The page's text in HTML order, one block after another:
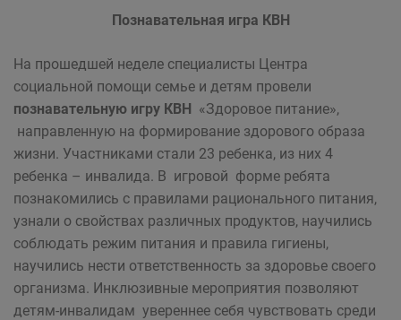
Познавательная игра КВН
На прошедшей неделе специалисты Центра
социальной помощи семье и детям провели
познавательную игру КВН «Здоровое питание»,
направленную на формирование здорового образа
жизни. Участниками стали 23 ребенка, из них 4
ребенка – инвалида. В игровой форме ребята
познакомились с правилами рационального питания,
узнали о свойствах различных продуктов, научились
соблюдать режим питания и правила гигиены,
научились нести ответственность за здоровье своего
организма. Инклюзивные мероприятия позволяют
детям-инвалидам увереннее себя чувствовать среди